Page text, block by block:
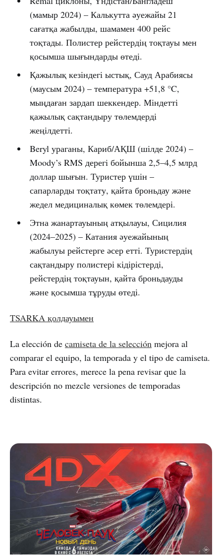
(мамыр 2024) – Калькутта әуежайы 21
сағатқа жабылды, шамамен 400 рейс
тоқтады. Полистер рейстердің тоқтауы мен
қосымша шығындарды өтеді.
Қажылық кезіндегі ыстық, Сауд Арабиясы
(маусым 2024) – температура +51,8 °C,
мыңдаған зардап шеккендер. Міндетті
қажылық сақтандыру төлемдерді
жеңілдетті.
Beryl ураганы, Кариб/АҚШ (шілде 2024) –
Moody’s RMS дерегі бойынша 2,5–4,5 млрд
доллар шығын. Туристер үшін –
сапарларды тоқтату, қайта броньдау және
жедел медициналық көмек төлемдері.
Этна жанартауының атқылауы, Сицилия
(2024–2025) – Катания әуежайының
жабылуы рейстерге әсер етті. Туристердің
сақтандыру полистері кідірістерді,
рейстердің тоқтауын, қайта броньдауды
және қосымша тұруды өтеді.
TSARKA қолдауымен
La elección de camiseta de la selección mejora al
comparar el equipo, la temporada y el tipo de camiseta.
Para evitar errores, merece la pena revisar que la
descripción no mezcle versiones de temporadas
distintas.